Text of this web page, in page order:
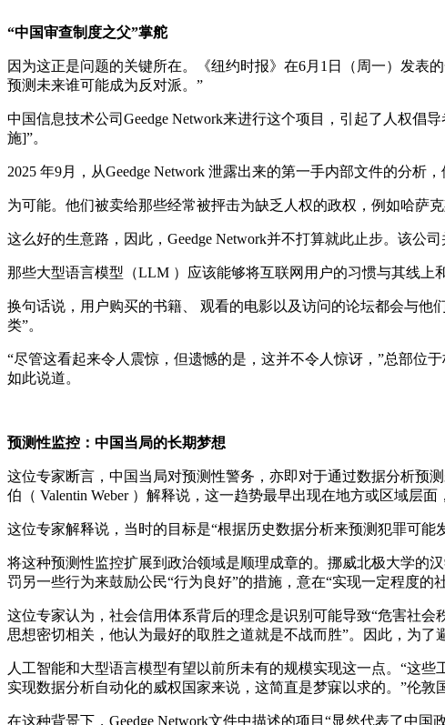
“中国审查制度之父”掌舵
因为这正是问题的关键所在。《纽约时报》在6月1日（周一）发表
预测未来谁可能成为反对派。”
中国信息技术公司Geedge Network来进行这个项目，引起了人权倡
施]”。
2025 年9月，从Geedge Network 泄露出来的第一手内部文件的分析
为可能。他们被卖给那些经常被抨击为缺乏人权的政权，例如哈萨
这么好的生意路，因此，Geedge Network并不打算就此止步。该公
那些大型语言模型（LLM ）应该能够将互联网用户的习惯与其线上
换句话说，用户购买的书籍、 观看的电影以及访问的论坛都会与
类”。
“尽管这看起来令人震惊，但遗憾的是，这并不令人惊讶，”总部位
如此说道。
预测性监控：中国当局的长期梦想
这位专家断言，中国当局对预测性警务，亦即对于通过数据分析预
伯（ Valentin Weber ）解释说，这一趋势最早出现在地方或区域层面
这位专家解释说，当时的目标是“根据历史数据分析来预测犯罪可能
将这种预测性监控扩展到政治领域是顺理成章的。挪威北极大学的
罚另一些行为来鼓励公民“行为良好”的措施，意在“实现一定程度的
这位专家认为，社会信用体系背后的理念是识别可能导致“危害社
思想密切相关，他认为最好的取胜之道就是不战而胜”。因此，为了
人工智能和大型语言模型有望以前所未有的规模实现这一点。“这
实现数据分析自动化的威权国家来说，这简直是梦寐以求的。”伦
在这种背景下，Geedge Network文件中描述的项目“显然代表了中